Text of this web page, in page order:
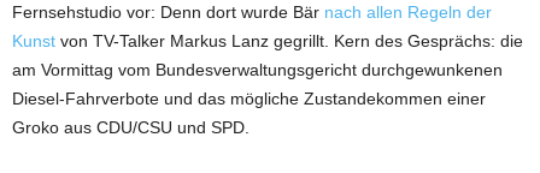
Fernsehstudio vor: Denn dort wurde Bär nach allen Regeln der
Kunst von TV-Talker Markus Lanz gegrillt. Kern des Gesprächs: die
am Vormittag vom Bundesverwaltungsgericht durchgewunkenen
Diesel-Fahrverbote und das mögliche Zustandekommen einer
Groko aus CDU/CSU und SPD.